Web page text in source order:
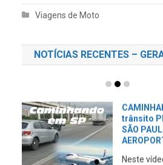
Viagens de Moto
NOTÍCIAS RECENTES –
trânsito
SÃO
Neste